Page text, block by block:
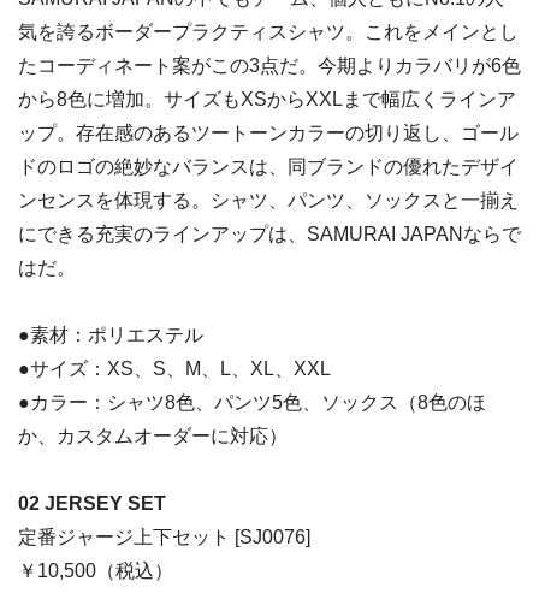
気を誇るボーダープラクティスシャツ。これをメインとし
たコーディネート案がこの3点だ。今期よりカラバリが6色
から8色に増加。サイズもXSからXXLまで幅広くラインア
ップ。存在感のあるツートーンカラーの切り返し、ゴール
ドのロゴの絶妙なバランスは、同ブランドの優れたデザイ
ンセンスを体現する。シャツ、パンツ、ソックスと一揃え
にできる充実のラインアップは、SAMURAI JAPANならで
はだ。
●素材：ポリエステル
●サイズ：XS、S、M、L、XL、XXL
●カラー：シャツ8色、パンツ5色、ソックス（8色のほ
か、カスタムオーダーに対応）
02 JERSEY SET
定番ジャージ上下セット [SJ0076]
￥10,500（税込）